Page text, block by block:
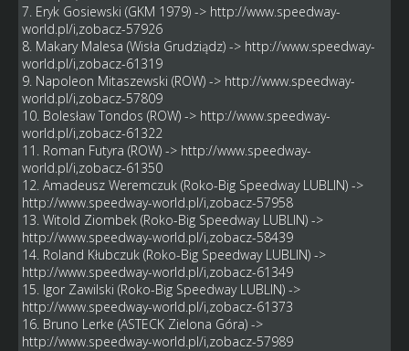
7. Eryk Gosiewski (GKM 1979) -> http://www.speedway-
world.pl/i,zobacz-57926
8. Makary Malesa (Wisła Grudziądz) -> http://www.speedway-
world.pl/i,zobacz-61319
9. Napoleon Mitaszewski (ROW) -> http://www.speedway-
world.pl/i,zobacz-57809
10. Bolesław Tondos (ROW) -> http://www.speedway-
world.pl/i,zobacz-61322
11. Roman Futyra (ROW) -> http://www.speedway-
world.pl/i,zobacz-61350
12. Amadeusz Weremczuk (Roko-Big Speedway LUBLIN) ->
http://www.speedway-world.pl/i,zobacz-57958
13. Witold Ziombek (Roko-Big Speedway LUBLIN) ->
http://www.speedway-world.pl/i,zobacz-58439
14. Roland Kłubczuk (Roko-Big Speedway LUBLIN) ->
http://www.speedway-world.pl/i,zobacz-61349
15. Igor Zawilski (Roko-Big Speedway LUBLIN) ->
http://www.speedway-world.pl/i,zobacz-61373
16. Bruno Lerke (ASTECK Zielona Góra) ->
http://www.speedway-world.pl/i,zobacz-57989